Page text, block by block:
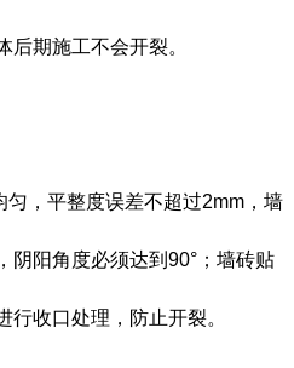
后期施工不会开裂。
匀，平整度误差不超过2mm ，墙
阴阳角度必须达到90°；墙砖贴
行收口处理，防止开裂。